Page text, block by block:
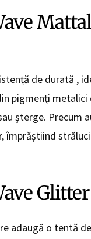
de durată ,
pigmenți
șterge. Precum
împrăștiind
adaugă o tentă